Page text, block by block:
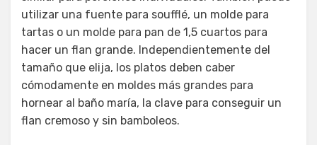
utilizar una fuente para soufflé, un molde para
tartas o un molde para pan de 1,5 cuartos para
hacer un flan grande. Independientemente del
tamaño que elija, los platos deben caber
cómodamente en moldes más grandes para
hornear al baño maría, la clave para conseguir un
flan cremoso y sin bamboleos.